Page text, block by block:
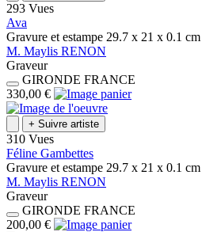
293 Vues
Ava
Gravure et estampe 29.7 x 21 x 0.1 cm
M. Maylis RENON
Graveur
GIRONDE FRANCE
330,00 €
+ Suivre artiste
310 Vues
Féline Gambettes
Gravure et estampe 29.7 x 21 x 0.1 cm
M. Maylis RENON
Graveur
GIRONDE FRANCE
200,00 €